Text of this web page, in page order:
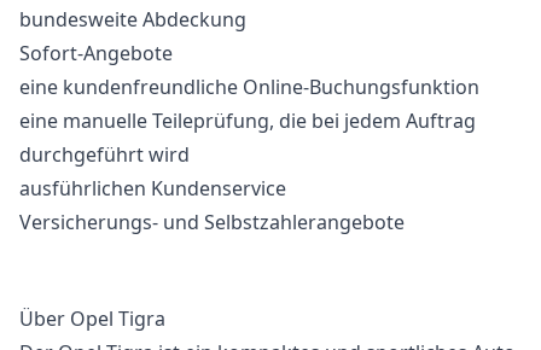
bundesweite Abdeckung
Sofort-Angebote
eine kundenfreundliche Online-Buchungsfunktion
eine manuelle Teileprüfung, die bei jedem Auftrag
durchgeführt wird
ausführlichen Kundenservice
Versicherungs- und Selbstzahlerangebote
Über Opel Tigra